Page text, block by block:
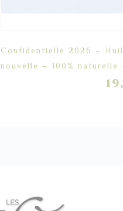
Confidentielle 2026 –
nouvelle – 100% naturelle